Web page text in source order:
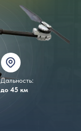
Дальность:
до 45 км